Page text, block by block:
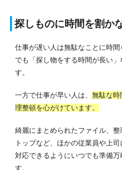
探しものに時間を割か
仕事が遅い人は無駄なことに時
でも「探し物をする時間が長い
す。
一方で仕事が早い人は、 無駄な時
理整頓を心がけています。
綺麗にまとめられたファイル、
トップなど、ほかの従業員や上
対応できるようにいつでも準備
す。